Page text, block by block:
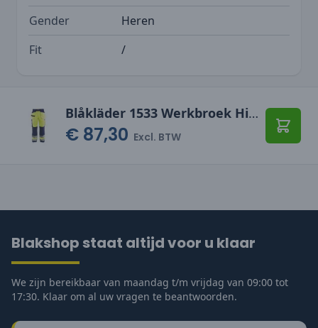
Gender
Heren
Fit
/
Blåkläder 1533 Werkbroek High Vis
€ 87,30 Excl. BTW
Blakshop staat altijd voor u klaar
We zijn bereikbaar van maandag t/m vrijdag van 09:00 tot
17:30. Klaar om al uw vragen te beantwoorden.